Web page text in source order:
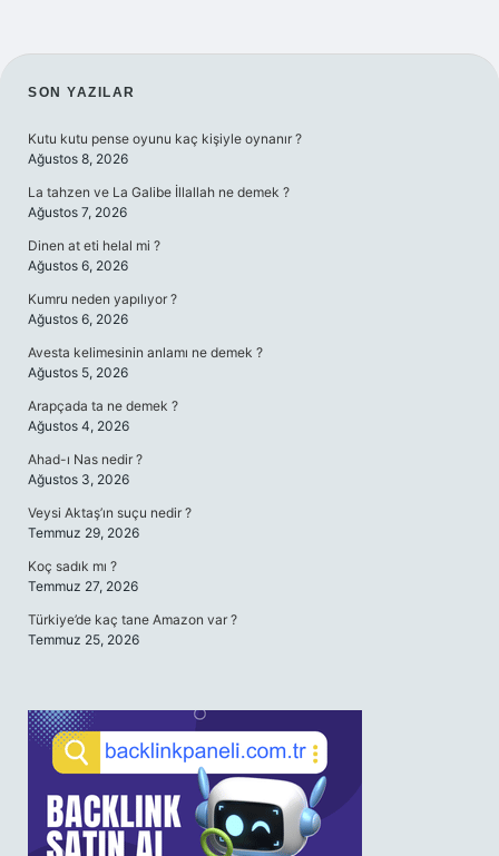
SIDEBAR
SON YAZILAR
Kutu kutu pense oyunu kaç kişiyle oynanır ?
Ağustos 8, 2026
La tahzen ve La Galibe İllallah ne demek ?
Ağustos 7, 2026
Dinen at eti helal mi ?
Ağustos 6, 2026
Kumru neden yapılıyor ?
Ağustos 6, 2026
Avesta kelimesinin anlamı ne demek ?
Ağustos 5, 2026
Arapçada ta ne demek ?
Ağustos 4, 2026
Ahad-ı Nas nedir ?
Ağustos 3, 2026
Veysi Aktaş’ın suçu nedir ?
Temmuz 29, 2026
Koç sadık mı ?
Temmuz 27, 2026
Türkiye’de kaç tane Amazon var ?
Temmuz 25, 2026